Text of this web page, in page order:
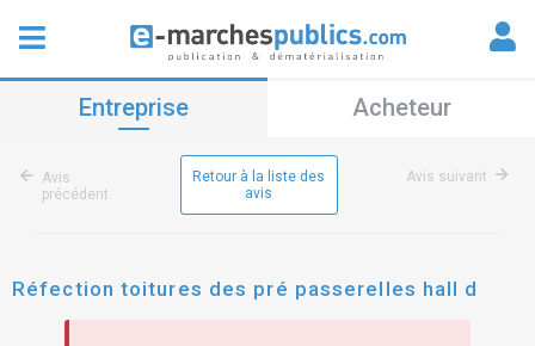
Entreprise Acheteur
Avis
précédent
Retour à la liste des
avis
Avis suivant
Réfection toitures des pré passerelles hall d